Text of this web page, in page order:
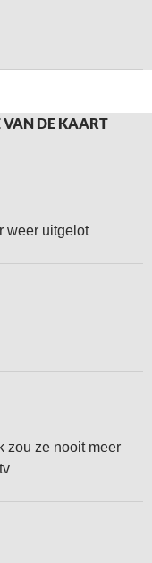
VAN DE KAART
weer uitgelot
zou ze nooit meer